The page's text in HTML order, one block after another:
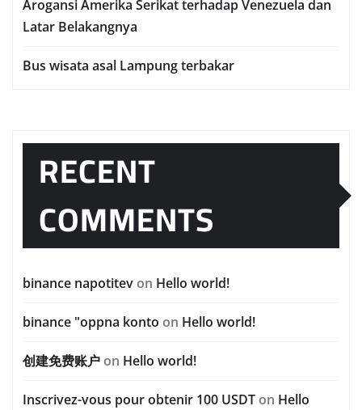
Arogansi Amerika Serikat terhadap Venezuela dan
Latar Belakangnya
Bus wisata asal Lampung terbakar
RECENT
COMMENTS
binance napotitev on Hello world!
binance "oppna konto on Hello world!
创建免费账户 on Hello world!
Inscrivez-vous pour obtenir 100 USDT on Hello